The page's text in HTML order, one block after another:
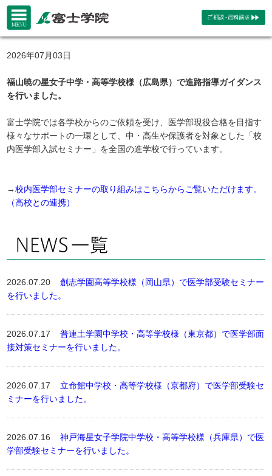
2026年07月03日
福山暁の星女子中学・高等学校様（広島県）で進路指導ガイダンス
を行いました。
富士学院では各学校からのご依頼を受け、医学部現役合格を目指す
様々なサポートの一環として、中・高生や保護者を対象とした「校
内医学部入試セミナー」を全国の進学校で行っています。
→校内医学部セミナーの取り組みはこちらからご覧いただけます。
（高校との連携）
2026.07.20創志学園高等学校様（岡山県）で医学部受験セミナー
を行いました。
2026.07.17普連土学園中学校・高等学校様（東京都）で医学部面
接対策セミナーを行いました。
2026.07.17 立命館中学校・高等学校様（京都府）で医学部受験セ
ミナーを行いました。
2026.07.16神戸海星女子学院中学校・高等学校様（兵庫県）で医
学部受験セミナーを行いました。